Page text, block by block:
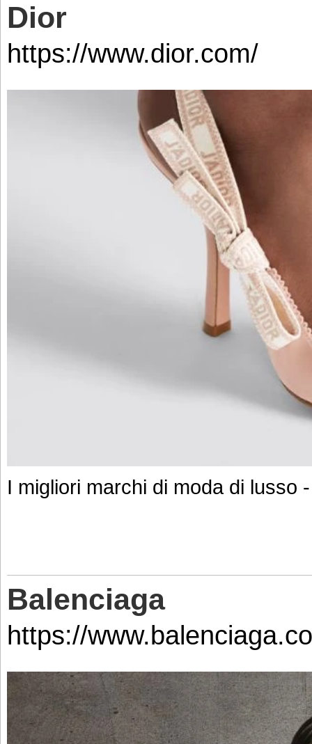
Dior
https://www.dior.com/
I migliori marchi di moda di lusso
Balenciaga
https://